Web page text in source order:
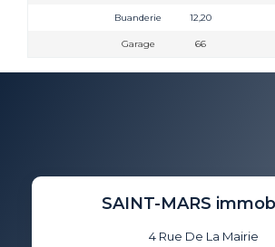
Buanderie 12,20
Garage 66
SAINT-MARS
4 Rue De La Mairie